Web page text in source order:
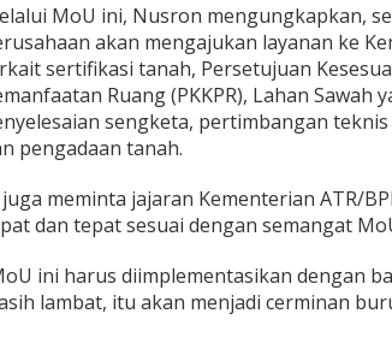
MoU ini, Nusron mengungkapkan,
akan mengajukan layanan ke
sertifikasi tanah, Persetujuan
Ruang (PKKPR), Lahan Sawah
sengketa, pertimbangan teknis
pengadaan tanah.
meminta jajaran Kementerian ATR/
dan tepat sesuai dengan semangat
ini harus diimplementasikan dengan
lambat, itu akan menjadi cerminan